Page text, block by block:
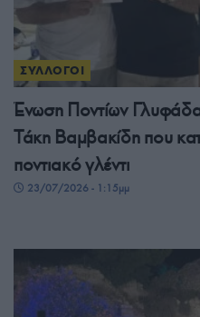
ΣΥΛΛΟΓΟΙ
Ένωση Ποντίων
Τάκη Βαμβακίδη που
ποντιακό γλέντι
23/07/2026 - 1:15μμ